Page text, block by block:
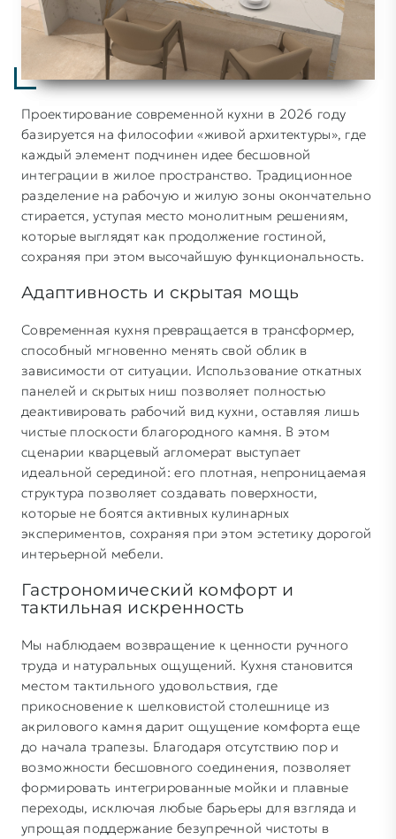
Проектирование современной кухни в 2026 году
базируется на философии «живой архитектуры», где
каждый элемент подчинен идее бесшовной
интеграции в жилое пространство. Традиционное
разделение на рабочую и жилую зоны окончательно
стирается, уступая место монолитным решениям,
которые выглядят как продолжение гостиной,
сохраняя при этом высочайшую функциональность.
Адаптивность и скрытая мощь
Современная кухня превращается в трансформер,
способный мгновенно менять свой облик в
зависимости от ситуации. Использование откатных
панелей и скрытых ниш позволяет полностью
деактивировать рабочий вид кухни, оставляя лишь
чистые плоскости благородного камня. В этом
сценарии кварцевый агломерат выступает
идеальной серединой: его плотная, непроницаемая
структура позволяет создавать поверхности,
которые не боятся активных кулинарных
экспериментов, сохраняя при этом эстетику дорогой
интерьерной мебели.
Гастрономический комфорт и
тактильная искренность
Мы наблюдаем возвращение к ценности ручного
труда и натуральных ощущений. Кухня становится
местом тактильного удовольствия, где
прикосновение к шелковистой столешнице из
акрилового камня дарит ощущение комфорта еще
до начала трапезы. Благодаря отсутствию пор и
возможности бесшовного соединения, позволяет
формировать интегрированные мойки и плавные
переходы, исключая любые барьеры для взгляда и
упрощая поддержание безупречной чистоты в